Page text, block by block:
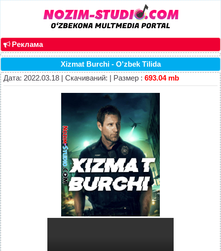
Реклама
Xizmat Burchi - O'zbek Tilida
Дата: 2022.03.18 | Скачиваний: | Размер : 693.04 mb